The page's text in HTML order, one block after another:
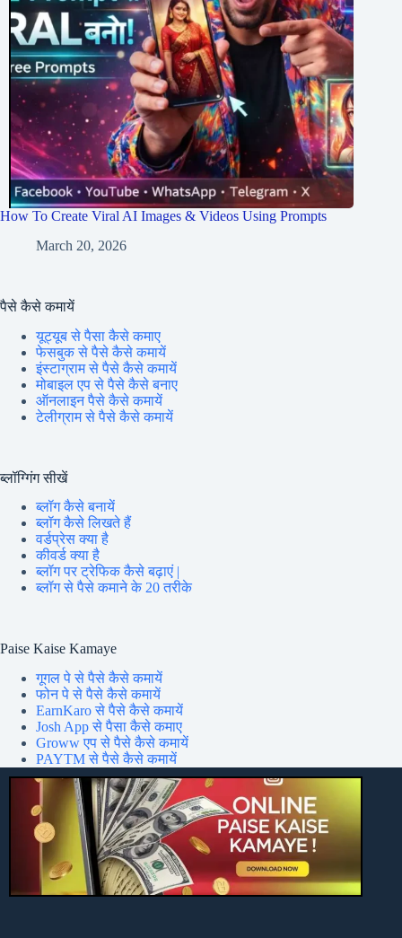
How To Create Viral AI Images & Videos Using Prompts
March 20, 2026
पैसे कैसे कमायें
यूट्यूब से पैसा कैसे कमाए
फेसबुक से पैसे कैसे कमायें
इंस्टाग्राम से पैसे कैसे कमायें
मोबाइल एप से पैसे कैसे बनाए
ऑनलाइन पैसे कैसे कमायें
टेलीग्राम से पैसे कैसे कमायें
ब्लॉग्गिंग सीखें
ब्लॉग कैसे बनायें
ब्लॉग कैसे लिखते हैं
वर्डप्रेस क्या है
कीवर्ड क्या है
ब्लॉग पर ट्रेफिक कैसे बढ़ाएं |
ब्लॉग से पैसे कमाने के 20 तरीके
Paise Kaise Kamaye
गूगल पे से पैसे कैसे कमायें
फोन पे से पैसे कैसे कमायें
EarnKaro से पैसे कैसे कमायें
Josh App से पैसा कैसे कमाए
Groww एप से पैसे कैसे कमायें
PAYTM से पैसे कैसे कमायें